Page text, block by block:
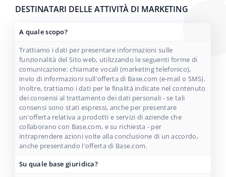
DESTINATARI DELLE ATTIVITÀ DI MARKETING
A quale scopo?
Trattiamo i dati per presentare informazioni sulle
funzionalità del Sito web, utilizzando le seguenti forme di
comunicazione: chiamate vocali (marketing telefonico),
invio di informazioni sull'offerta di Base.com (e-mail o SMS).
Inoltre, trattiamo i dati per le finalità indicate nel contenuto
dei consensi al trattamento dei dati personali - se tali
consensi sono stati espressi, anche per presentare
un'offerta relativa a prodotti e servizi di aziende che
collaborano con Base.com, e su richiesta - per
intraprendere azioni volte alla conclusione di un accordo,
anche presentando l'offerta di Base.com.
Su quale base giuridica?